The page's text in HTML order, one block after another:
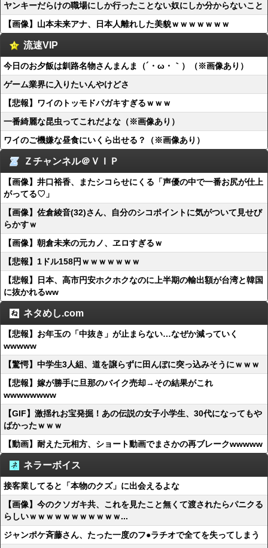
ヤンキーだらけの職場にしか行ったことない奴にしか分からないこと
【画像】山本未来アナ、日本人離れした美貌ｗｗｗｗｗｗｗ
流速VIP
今日のお夕飯は釧路名物さんまんま（´・ω・｀）（※画像あり）
ゲーム業界に入りたいんやけどさ
【悲報】ワイのトッモドパガキすぎるｗｗｗ
一番綺麗な昆虫ってこれだよな（※画像あり）
ワイのご機嫌な昼食にいくら出せる？（※画像あり）
Ｚチャンネル＠ＶＩＰ
【画像】井口裕香、またシコらせにくる「声優の中で一番お尻が仕上
がってる♡」
【画像】佐倉綾音(32)さん、自分のシコポイントに気がついて見せび
らかすｗ
【画像】朝倉未来の元カノ、ヱロすぎるｗ
【悲報】1ドル158円ｗｗｗｗｗｗｗ
【悲報】日本、高市円安ホクホクなのに上半期の輸出額が台湾と韓国
に抜かれるww
ネタめし.com
【悲報】お年玉の「中抜き」が止まらない…なぜか減っていく
wwwww
【驚愕】中学生3人組、道を譲らずに田んぼに突っ込みそうにｗｗｗ
【悲報】嫁が勝手に旦那のバイク売却→その結果がこれ
wwwwwwww
【GIF】激揺れお宝発掘！あの伝説の女子小学生、30代になってもや
ばかったｗｗｗ
【動画】耐えた元相方、ショート動画でまさかの再ブレークwwwww
ネラーボイス
接客業してると「本物のクズ」に出会えるよな
【画像】今のクソガキ共、これを見たこと無くて渡されたらパニクる
らしいｗｗｗｗｗｗｗｗｗｗｗ...
ジャンポケ斉藤さん、たった一度のフ●ラチオで全てを失ってしまう